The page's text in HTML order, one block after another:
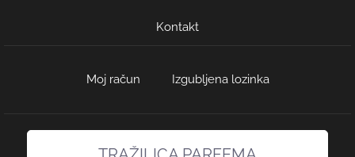
Kontakt
Moj račun Izgubljena lozinka